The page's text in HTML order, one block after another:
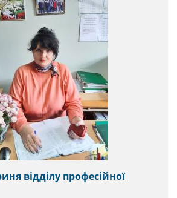
відділу професійної